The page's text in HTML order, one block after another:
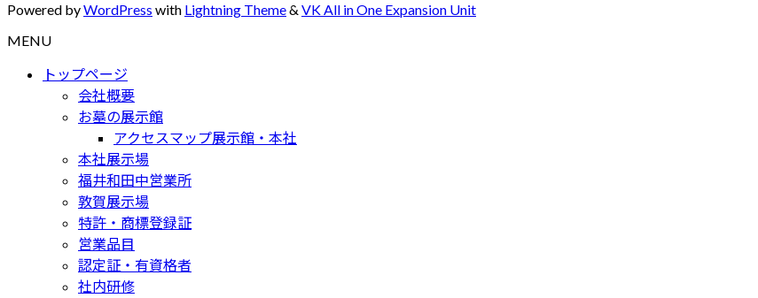
Powered byWordPress with Lightning Theme& VK All in One Expansion Unit
MENU
トップページ
会社概要
お墓の展示館
アクセスマップ展示館・本社
本社展示場
福井和田中営業所
敦賀展示場
特許・商標登録証
営業品目
認定証・有資格者
社内研修